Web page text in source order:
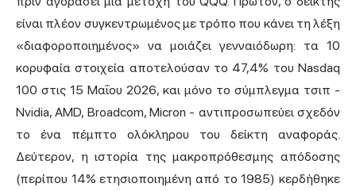
είναι πλέον συγκεντρωμένος με τρόπο που κάνει τη λέξη
«διαφοροποιημένος» να μοιάζει γενναιόδωρη: τα 10
κορυφαία στοιχεία αποτελούσαν το 47,4% του Nasdaq
100 στις 15 Μαΐου 2026, και μόνο το σύμπλεγμα τσιπ -
Nvidia, AMD, Broadcom, Micron - αντιπροσωπεύει σχεδόν
το ένα πέμπτο ολόκληρου του δείκτη αναφοράς.
Δεύτερον, η ιστορία της μακροπρόθεσμης απόδοσης
(περίπου 14% ετησιοποιημένη από το 1985) κερδήθηκε